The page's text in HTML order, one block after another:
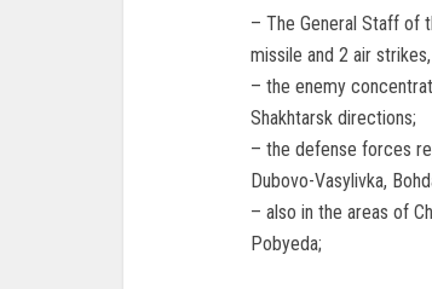
– The General Staff of
missile and 2 air
– the enemy
Shakhtarsk directions;
– the defense forces
Dubovo-Vasylivka,
– also in the areas of
Pobyeda;